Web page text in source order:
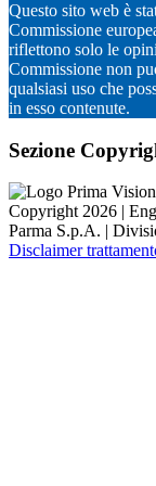
Questo sito web è
Commissione
riflettono solo le
Commissione non
qualsiasi uso che
in esso contenute.
Sezione
Copyright 2026 |
Parma S.p.A. |
Disclaimer